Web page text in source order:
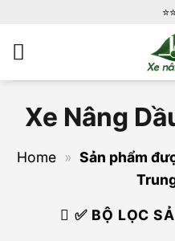
nội
dung
Xe Nâng
Home » Sản phẩm
✅ BỘ LỌC